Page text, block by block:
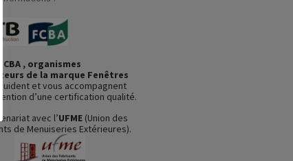
FCBA , organismes
de la marque Fenêtres
et vous accompagnent
d’une certification qualité.
avec l’UFME (Union des
de Menuiseries Extérieures).